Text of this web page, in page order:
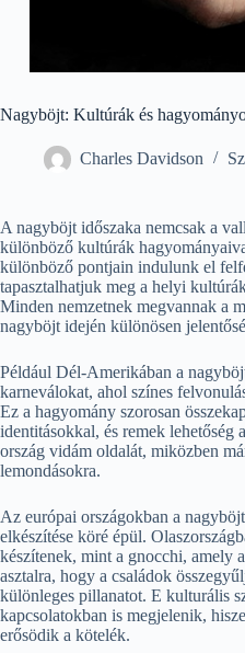
Nagyböjt: Kultúrák és
Charles Davidson
A nagyböjt időszaka nemcsak a
különböző kultúrák
különböző pontjain indulunk el
tapasztalhatjuk meg a helyi
Minden nemzetnek megvannak a
nagyböjt idején különösen
Például Dél-Amerikában a
karneválokat, ahol színes
Ez a hagyomány szorosan
identitásokkal, és remek lehetőség
ország vidám oldalát, miközben
lemondásokra.
Az európai országokban a
elkészítése köré épül.
készítenek, mint a gnocchi, amely
asztalra, hogy a családok
különleges pillanatot. E kulturális
kapcsolatokban is megjelenik,
erősödik a kötelék.